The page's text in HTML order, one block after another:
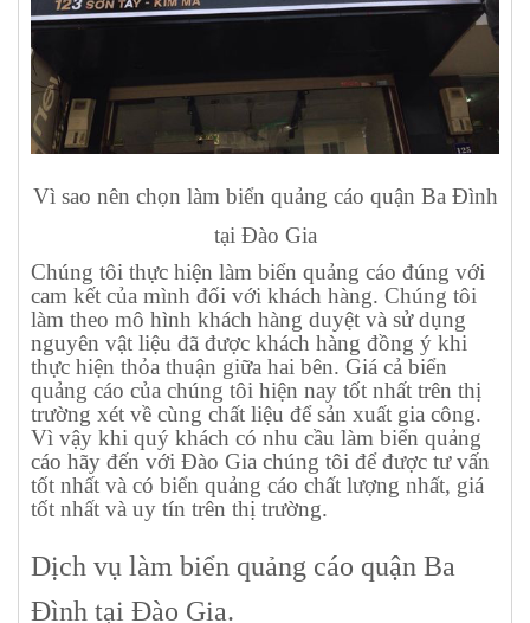
Vì sao nên chọn làm biển quảng cáo quận Ba Đình
tại Đào Gia
Chúng tôi thực hiện làm biển quảng cáo đúng với
cam kết của mình đối với khách hàng. Chúng tôi
làm theo mô hình khách hàng duyệt và sử dụng
nguyên vật liệu đã được khách hàng đồng ý khi
thực hiện thỏa thuận giữa hai bên. Giá cả biển
quảng cáo của chúng tôi hiện nay tốt nhất trên thị
trường xét về cùng chất liệu để sản xuất gia công.
Vì vậy khi quý khách có nhu cầu làm biển quảng
cáo hãy đến với Đào Gia chúng tôi để được tư vấn
tốt nhất và có biển quảng cáo chất lượng nhất, giá
tốt nhất và uy tín trên thị trường.
Dịch vụ làm biển quảng cáo quận Ba
Đình tại Đào Gia.